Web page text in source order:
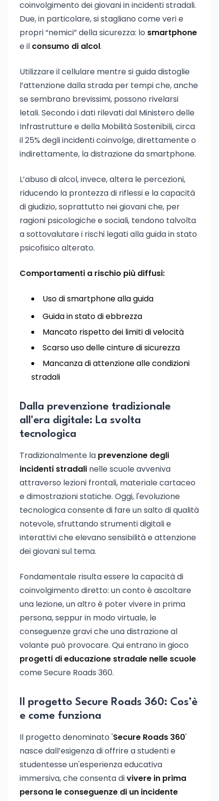
coinvolgimento dei giovani in incidenti stradali.
Due, in particolare, si stagliano come veri e
propri “nemici” della sicurezza: lo smartphone
e il consumo di alcol.
Utilizzare il cellulare mentre si guida distoglie
l’attenzione dalla strada per tempi che, anche
se sembrano brevissimi, possono rivelarsi
letali. Secondo i dati rilevati dal Ministero delle
Infrastrutture e della Mobilità Sostenibili, circa
il 25% degli incidenti coinvolge, direttamente o
indirettamente, la distrazione da smartphone.
L’abuso di alcol, invece, altera le percezioni,
riducendo la prontezza di riflessi e la capacità
di giudizio, soprattutto nei giovani che, per
ragioni psicologiche e sociali, tendono talvolta
a sottovalutare i rischi legati alla guida in stato
psicofisico alterato.
Comportamenti a rischio più diffusi:
Uso di smartphone alla guida
Guida in stato di ebbrezza
Mancato rispetto dei limiti di velocità
Scarso uso delle cinture di sicurezza
Mancanza di attenzione alle condizioni
stradali
Dalla prevenzione tradizionale
all'era digitale: La svolta
tecnologica
Tradizionalmente la prevenzione degli
incidenti stradali nelle scuole avveniva
attraverso lezioni frontali, materiale cartaceo
e dimostrazioni statiche. Oggi, l'evoluzione
tecnologica consente di fare un salto di qualità
notevole, sfruttando strumenti digitali e
interattivi che elevano sensibilità e attenzione
dei giovani sul tema.
Fondamentale risulta essere la capacità di
coinvolgimento diretto: un conto è ascoltare
una lezione, un altro è poter vivere in prima
persona, seppur in modo virtuale, le
conseguenze gravi che una distrazione al
volante può provocare. Qui entrano in gioco
progetti di educazione stradale nelle scuole
come Secure Roads 360.
Il progetto Secure Roads 360: Cos’è
e come funziona
Il progetto denominato 'Secure Roads 360'
nasce dall’esigenza di offrire a studenti e
studentesse un'esperienza educativa
immersiva, che consenta divivere in prima
persona le conseguenze di un incidente